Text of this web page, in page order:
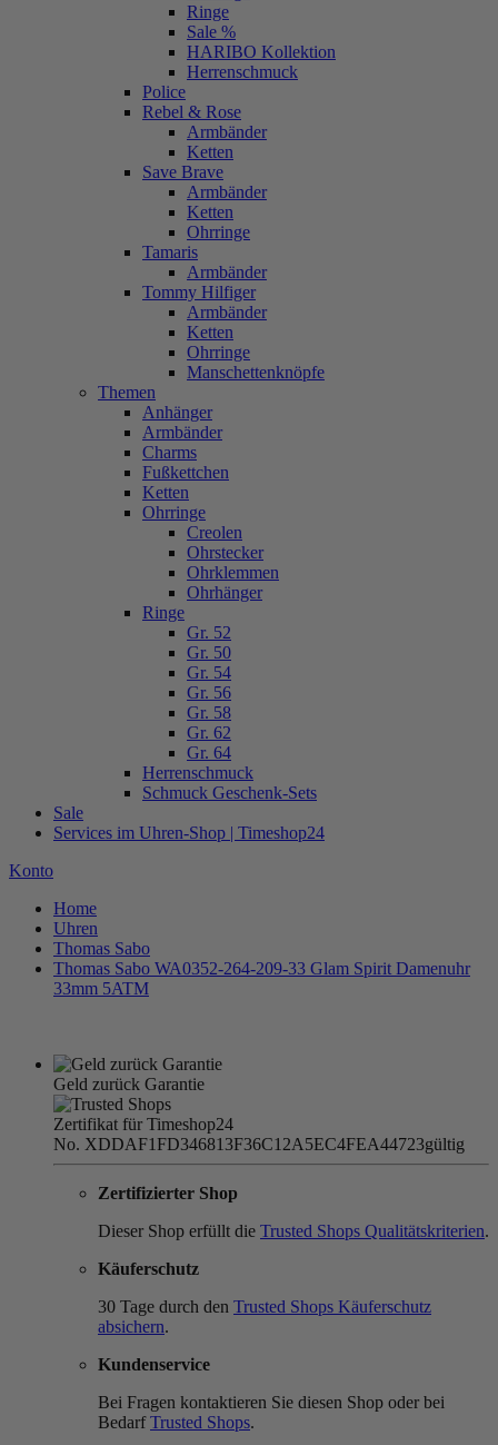
Ringe
Sale %
HARIBO Kollektion
Herrenschmuck
Police
Rebel & Rose
Armbänder
Ketten
Save Brave
Armbänder
Ketten
Ohrringe
Tamaris
Armbänder
Tommy Hilfiger
Armbänder
Ketten
Ohrringe
Manschettenknöpfe
Themen
Anhänger
Armbänder
Charms
Fußkettchen
Ketten
Ohrringe
Creolen
Ohrstecker
Ohrklemmen
Ohrhänger
Ringe
Gr. 52
Gr. 50
Gr. 54
Gr. 56
Gr. 58
Gr. 62
Gr. 64
Herrenschmuck
Schmuck Geschenk-Sets
Sale
Services im Uhren-Shop | Timeshop24
Konto
Home
Uhren
Thomas Sabo
Thomas Sabo WA0352-264-209-33 Glam Spirit Damenuhr
33mm 5ATM
Geld zurück Garantie
Zertifikat für Timeshop24
No. XDDAF1FD346813F36C12A5EC4FEA44723gültig
Zertifizierter Shop
Dieser Shop erfüllt die Trusted Shops Qualitätskriterien.
Käuferschutz
30 Tage durch den Trusted Shops Käuferschutz
absichern.
Kundenservice
Bei Fragen kontaktieren Sie diesen Shop oder bei
BedarfTrusted Shops.